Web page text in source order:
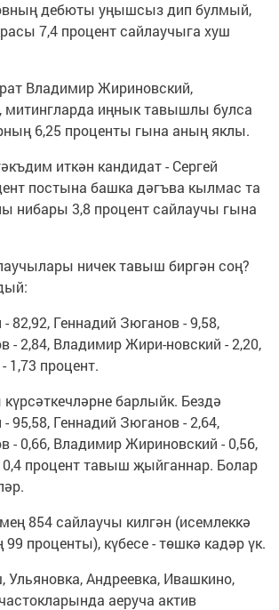
дебюты уңышсыз дип булмый,
7,4 процент сайлаучыга хуш
Владимир Жириновский,
митингларда иңнык тавышлы булса
6,25 проценты гына аның яклы.
иткән кандидат - Сергей
постына башка дәгъва кылмас та
нибары 3,8 процент сайлаучы гына
ничек тавыш биргән соң?
82,92, Геннадий Зюганов - 9,58,
- 2,84, Владимир Жири-новский - 2,20,
1,73 процент.
барлыйк. Бездә
95,58, Геннадий Зюганов - 2,64,
- 0,66, Владимир Жириновский - 0,56,
процент тавыш җыйганнар. Болар
854 сайлаучы килгән (исемлеккә
99 проценты), күбесе - төшкә кадәр үк.
Андреевка, Ивашкино,
аеруча актив